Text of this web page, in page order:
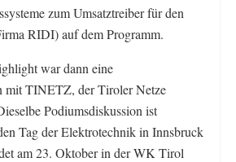
zum Umsatztreiber für den
RIDI) auf dem Programm.
war dann eine
mit TINETZ, der Tiroler Netze
Podiumsdiskussion ist
Tag der Elektrotechnik in Innsbruck
am 23. Oktober in der WK Tirol